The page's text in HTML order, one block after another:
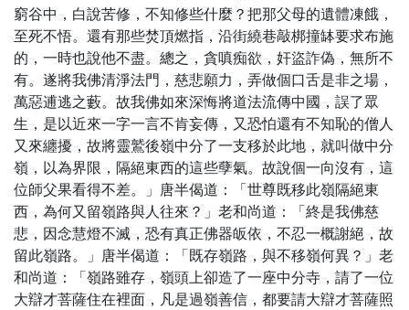
窮谷中，白說苦修，不知修些什麼？把那父母的遺體凍餓，
至死不悟。還有那些焚頂燃指，沿街繞巷敲梆撞缽要求布施
的，一時也說他不盡。總之，貪嗔痴欲，奸盜詐偽，無所不
有。遂將我佛清淨法門，慈悲願力，弄做個口舌是非之場，
萬惡逋逃之藪。故我佛如來深悔將道法流傳中國，誤了眾
生，是以近來一字一言不肯妄傳，又恐怕還有不知恥的僧人
又來纏擾，故將靈鷲後嶺中分了一支移於此地，就叫做中分
嶺，以為界限，隔絕東西的這些孽氣。故說個一向沒有，這
位師父果看得不差。」唐半偈道：「世尊既移此嶺隔絕東
西，為何又留嶺路與人往來？」老和尚道：「終是我佛慈
悲，因念慧燈不滅，恐有真正佛器皈依，不忍一概謝絕，故
留此嶺路。」唐半偈道：「既存嶺路，與不移嶺何異？」老
和尚道：「嶺路雖存，嶺頭上卻造了一座中分寺，請了一位
大辯才菩薩住在裡面，凡是過嶺善信，都要請大辯才菩薩照